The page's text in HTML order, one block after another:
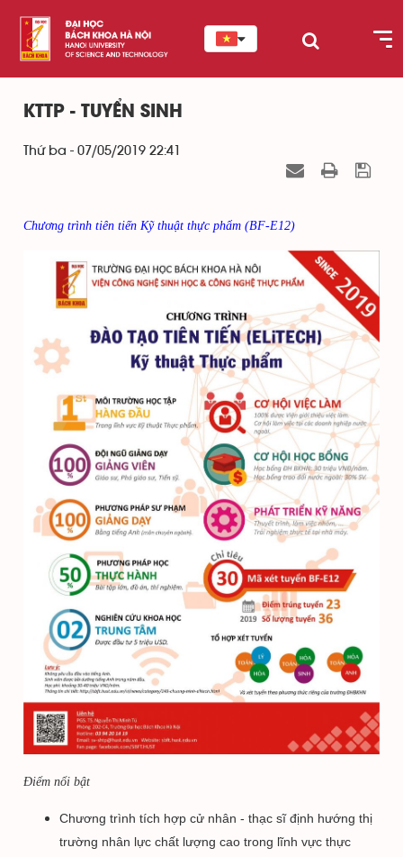
KTTP - TUYỂN SINH
Thứ ba - 07/05/2019 22:41
Chương trình tiên tiến Kỹ thuật thực phẩm (BF-E12)
Điểm nổi bật
Chương trình tích hợp cử nhân - thạc sĩ định hướng thị
trường nhân lực chất lượng cao trong lĩnh vực thực